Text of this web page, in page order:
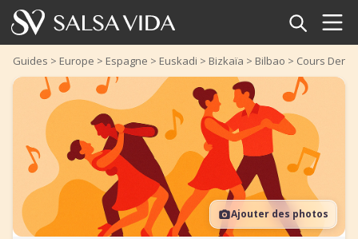
Accueil
Événements
Actualités
Articles
Vidéos
Guides > Europe > Espagne > Euskadi > Bizkaïa > Bilbao > Cours Dena
Ajouter des photos